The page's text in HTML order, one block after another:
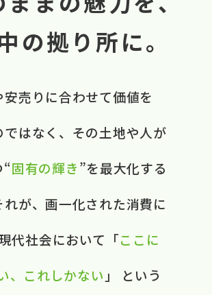
の拠り所に。
安売りに​合わせて​価値を​
はなく、​ ​その​土地や​人が​
固有の​輝き”を​最大化する​
れが、​画一化された​消費に​
代社会に​おいて​ ​「ここに​
、​これしかない 」 と​いう​